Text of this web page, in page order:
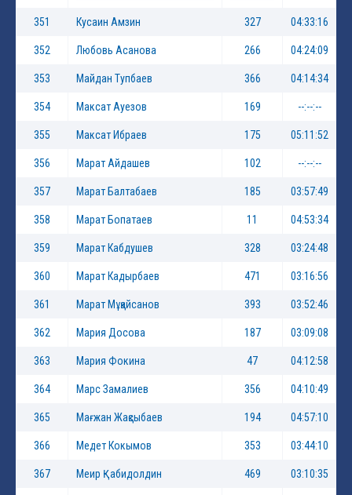
351 Кусаин Амзин 327 04:33:16
352 Любовь Асанова 266 04:24:09
353 Майдан Тупбаев 366 04:14:34
354 Максат Ауезов 169 --:--:--
355 Максат Ибраев 175 05:11:52
356 Марат Айдашев 102 --:--:--
357 Марат Балтабаев 185 03:57:49
358 Марат Бопатаев 11 04:53:34
359 Марат Кабдушев 328 03:24:48
360 Марат Кадырбаев 471 03:16:56
361 Марат Мұқайсанов 393 03:52:46
362 Мария Досова 187 03:09:08
363 Мария Фокина 47 04:12:58
364 Марс Замалиев 356 04:10:49
365 Мағжан Жақсыбаев 194 04:57:10
366 Медет Кокымов 353 03:44:10
367 Меир Қабидолдин 469 03:10:35